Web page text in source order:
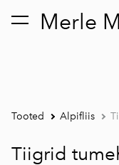
Merle
lisati ostukorvi.
Tooted Alpifliis
Tiigrid